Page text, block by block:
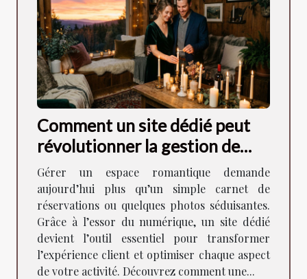
Comment un site dédié peut
révolutionner la gestion de
votre espace romantique ?
Gérer un espace romantique demande
aujourd’hui plus qu’un simple carnet de
réservations ou quelques photos séduisantes.
Grâce à l’essor du numérique, un site dédié
devient l’outil essentiel pour transformer
l’expérience client et optimiser chaque aspect
de votre activité. Découvrez comment une...